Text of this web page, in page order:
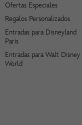
Ofertas Especiales
Regalos Personalizados
Entradas para Disneyland
Paris
Entradas para Walt Disney
World